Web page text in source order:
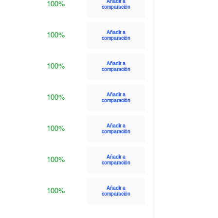
100%
Añadir a
comparación
100%
Añadir a
comparación
100%
Añadir a
comparación
100%
Añadir a
comparación
100%
Añadir a
comparación
100%
Añadir a
comparación
100%
Añadir a
comparación